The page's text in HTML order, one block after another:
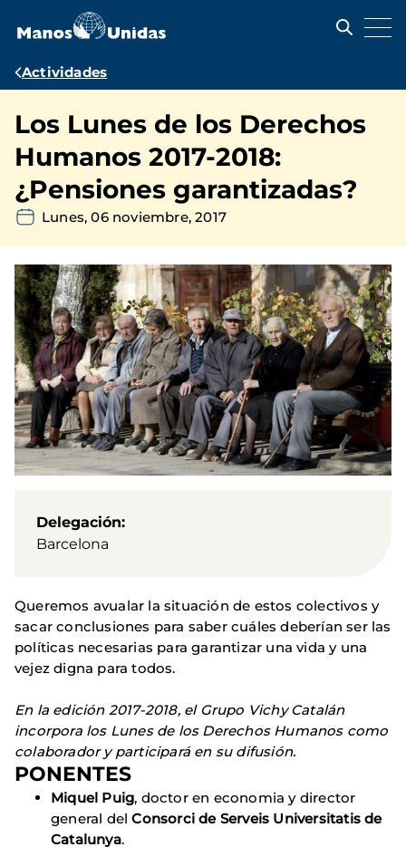
contenido
Ruta
navegación
Actividades
Los Lunes de los Derechos
Humanos 2017-2018:
¿Pensiones garantizadas?
Lunes, 06 noviembre, 2017
Delegación
Barcelona
Queremos avualar la situación de estos colectivos y
sacar conclusiones para saber cuáles deberían ser las
políticas necesarias para garantizar una vida y una
vejez digna para todos.
En la edición 2017-2018, el Grupo Vichy Catalán
incorpora los Lunes de los Derechos Humanos como
colaborador y participará en su difusión.
PONENTES
Miquel Puig, doctor en economia y director
general del Consorci de Serveis Universitatis de
Catalunya.